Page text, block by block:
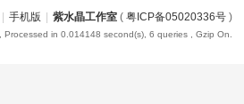
手机版 紫水晶工作室( 粤ICP备05020336号)
, Processed in 0.014148 second(s), 6 queries , Gzip On.